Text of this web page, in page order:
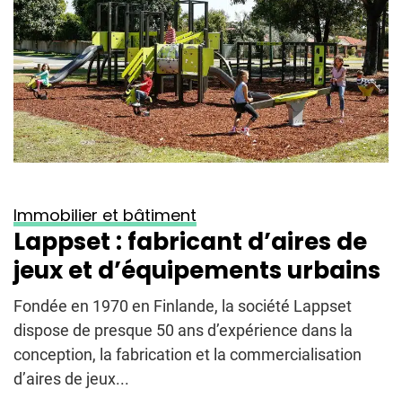
Immobilier et bâtiment
Lappset : fabricant d’aires de
jeux et d’équipements urbains
Fondée en 1970 en Finlande, la société Lappset
dispose de presque 50 ans d’expérience dans la
conception, la fabrication et la commercialisation
d’aires de jeux...